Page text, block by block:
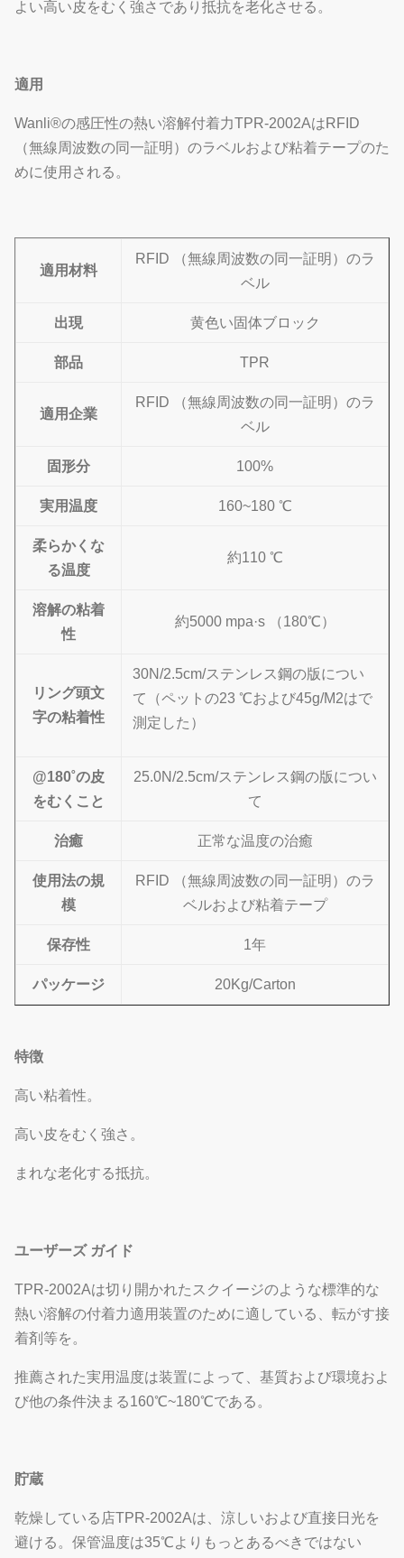
よい高い皮をむく強さであり抵抗を老化させる。
適用
Wanli®の感圧性の熱い溶解付着力TPR-2002AはRFID
（無線周波数の同一証明）のラベルおよび粘着テープのた
めに使用される。
適用材料
RFID （無線周波数の同一証明）のラ
ベル
出現 黄色い固体ブロック
部品 TPR
適用企業
RFID （無線周波数の同一証明）のラ
ベル
固形分 100%
実用温度 160~180 ℃
柔らかくな
る温度
約110 ℃
溶解の粘着
性
約5000 mpa·s （180℃）
リング頭文
字の粘着性
30N/2.5cm/ステンレス鋼の版につい
て（ペットの23 ℃および45g/M2はで
測定した）
@180˚の皮
をむくこと
25.0N/2.5cm/ステンレス鋼の版につい
て
治癒 正常な温度の治癒
使用法の規
模
RFID （無線周波数の同一証明）のラ
ベルおよび粘着テープ
保存性 1年
パッケージ 20Kg/Carton
特徴
高い粘着性。
高い皮をむく強さ。
まれな老化する抵抗。
ユーザーズ ガイド
TPR-2002Aは切り開かれたスクイージのような標準的な
熱い溶解の付着力適用装置のために適している、転がす接
着剤等を。
推薦された実用温度は装置によって、基質および環境およ
び他の条件決まる160℃~180℃である。
貯蔵
乾燥している店TPR-2002Aは、涼しいおよび直接日光を
避ける。保管温度は35℃よりもっとあるべきではない